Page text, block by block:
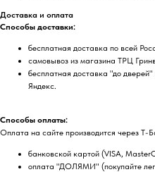
Доставка и оплата
Способы доставки:
бесплатная доставка по всей
самовывоз из магазина ТРЦ
бесплатная доставка "до дверей"
Яндекс.
Способы оплаты:
Оплата на сайте производится через Т-
банковской картой (VISA,
оплата "ДОЛЯМИ" (покупайте